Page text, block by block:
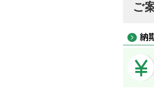
ご